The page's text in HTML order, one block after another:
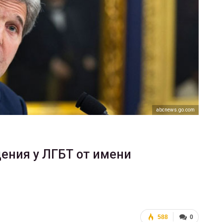
abcnews.go.com
у ЛГБТ от имени
0
588
В Берлине отпраздновали
легализацию гей-браков